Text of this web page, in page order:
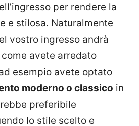
per rendere la
e stilosa. Naturalmente
vostro ingresso andrà
avete arredato
esempio avete optato
moderno o classico in
preferibile
lo stile scelto e